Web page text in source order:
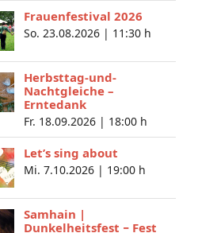
Frauenfestival 2026
So. 23.08.2026 | 11:30 h
Herbsttag-und-
Nachtgleiche –
Erntedank
Fr. 18.09.2026 | 18:00 h
Let’s sing about
Mi. 7.10.2026 | 19:00 h
Samhain |
Dunkelheitsfest − Fest